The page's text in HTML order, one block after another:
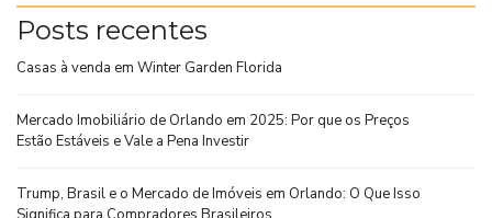
Posts recentes
Casas à venda em Winter Garden Florida
Mercado Imobiliário de Orlando em 2025: Por que os Preços
Estão Estáveis e Vale a Pena Investir
Trump, Brasil e o Mercado de Imóveis em Orlando: O Que Isso